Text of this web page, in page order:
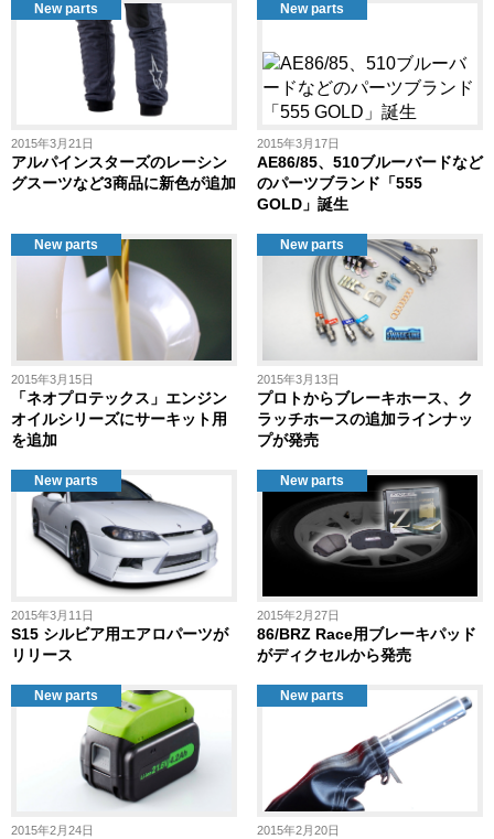
2015年3月21日
アルパインスターズのレーシン
グスーツなど3商品に新色が追加
New parts
2015年3月17日
AE86/85、510ブルーバードなど
のパーツブランド「555
GOLD」誕生
New parts
2015年3月15日
「ネオプロテックス」エンジン
オイルシリーズにサーキット用
を追加
New parts
2015年3月13日
プロトからブレーキホース、ク
ラッチホースの追加ラインナッ
プが発売
New parts
2015年3月11日
S15 シルビア用エアロパーツが
リリース
New parts
2015年2月27日
86/BRZ Race用ブレーキパッド
がディクセルから発売
New parts
2015年2月24日
New parts
2015年2月20日
New parts